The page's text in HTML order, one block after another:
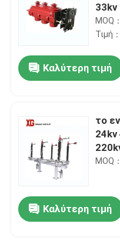
Προϊόντα
Περίπου εμείς
33kv
MOQ
Τιμή
Καλύτερη τιμή
το
24kv
MOQ
Καλύτερη τιμή